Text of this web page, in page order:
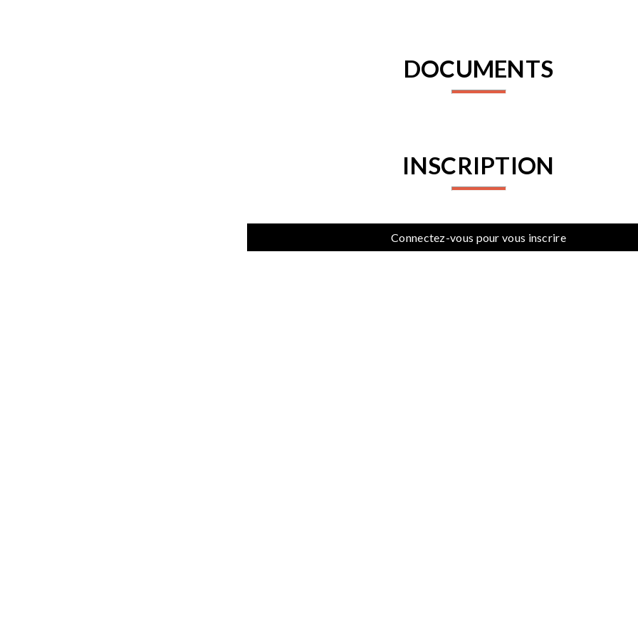
DOCUMENTS
INSCRIPTION
Connectez-vous pour vous inscrire